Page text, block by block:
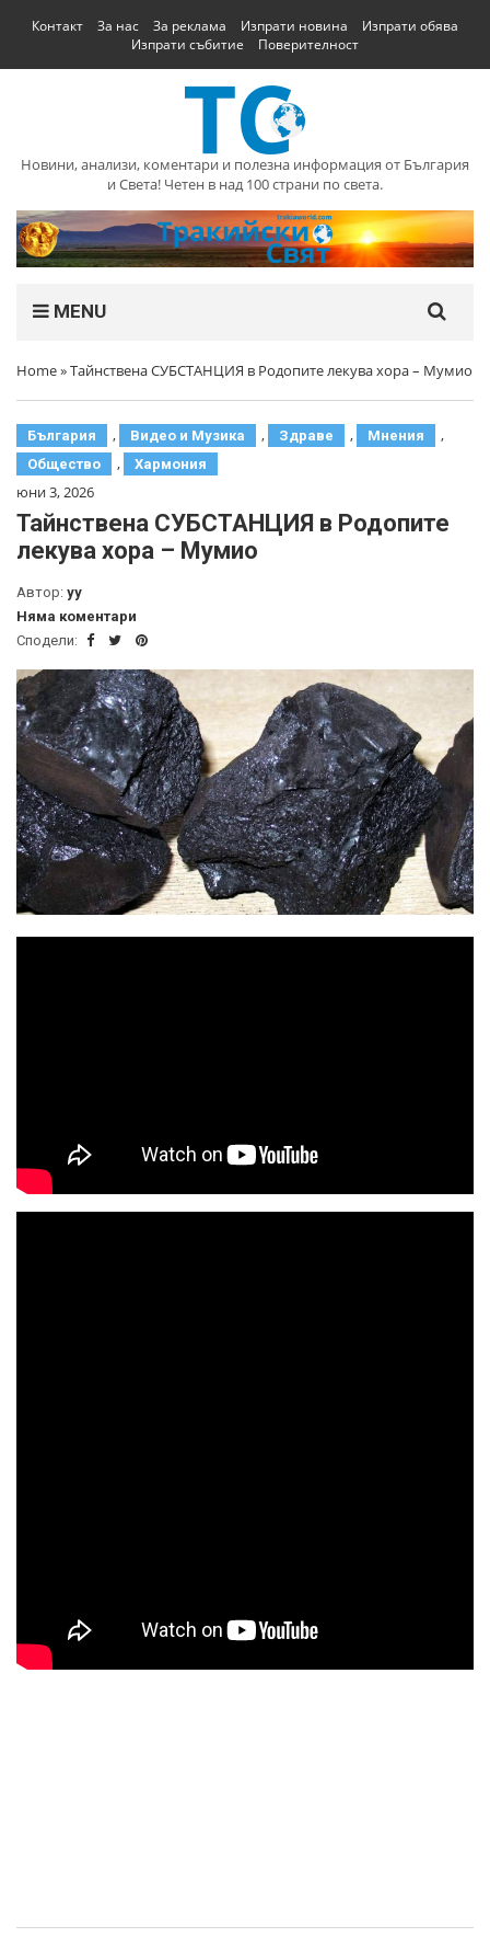
Контакт За нас За реклама Изпрати новина
Изпрати обява
Изпрати събитие
Поверителност
Новини, анализи, коментари и полезна информация от България
и Света! Четен в над 100 страни по света.
MENU
Home»Тайнствена СУБСТАНЦИЯ в Родопите лекува хора – Мумио
България , Видео и Музика , Здраве , Мнения ,
Общество , Хармония
юни 3, 2026
Тайнствена СУБСТАНЦИЯ в Родопите
лекува хора – Мумио
Автор: yy
Няма коментари
Сподели: